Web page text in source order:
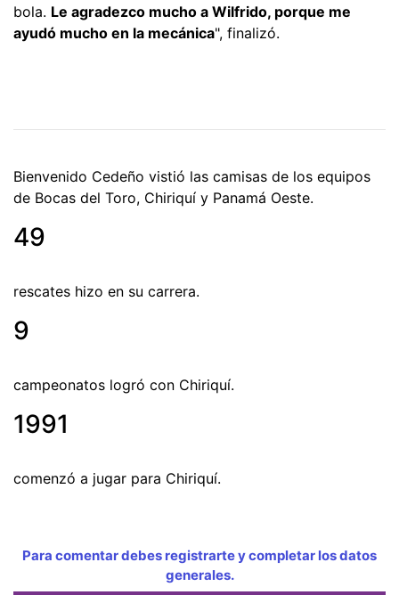
bola. Le agradezco mucho a Wilfrido, porque me
ayudó mucho en la mecánica", finalizó.
Bienvenido Cedeño vistió las camisas de los equipos
de Bocas del Toro, Chiriquí y Panamá Oeste.
49
rescates hizo en su carrera.
9
campeonatos logró con Chiriquí.
1991
comenzó a jugar para Chiriquí.
Para comentar debes registrarte y completar los datos
generales.